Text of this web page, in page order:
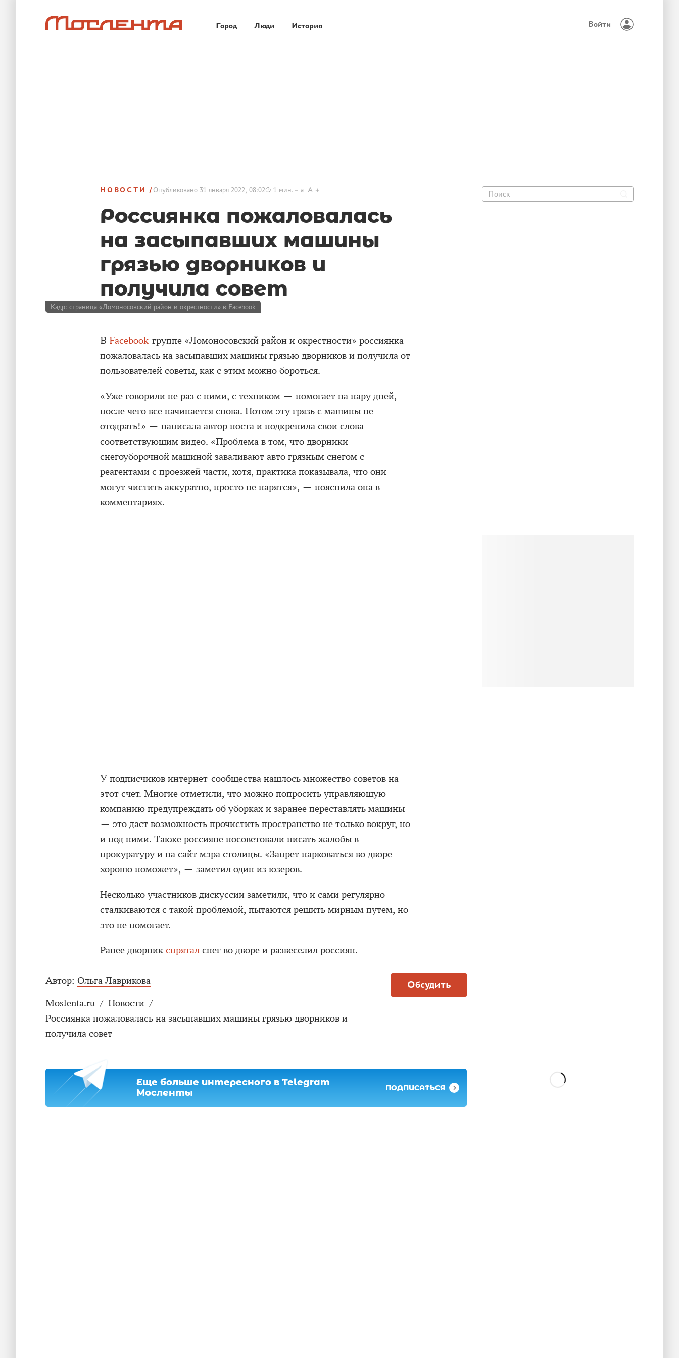
Город Люди История Войти
НОВОСТИ Опубликовано 31 января 2022, 08:02 1 мин. a A
Россиянка пожаловалась
на засыпавших машины
грязью дворников и
получила совет
Кадр: страница «Ломоносовский район и окрестности» в Facebook
В Facebook-группе «Ломоносовский район и окрестности» россиянка
пожаловалась на засыпавших машины грязью дворников и получила от
пользователей советы, как с этим можно бороться.
«Уже говорили не раз с ними, с техником — помогает на пару дней,
после чего все начинается снова. Потом эту грязь с машины не
отодрать!» — написала автор поста и подкрепила свои слова
соответствующим видео. «Проблема в том, что дворники
снегоуборочной машиной заваливают авто грязным снегом с
реагентами с проезжей части, хотя, практика показывала, что они
могут чистить аккуратно, просто не парятся», — пояснила она в
комментариях.
У подписчиков интернет-сообщества нашлось множество советов на
этот счет. Многие отметили, что можно попросить управляющую
компанию предупреждать об уборках и заранее переставлять машины
— это даст возможность прочистить пространство не только вокруг, но
и под ними. Также россияне посоветовали писать жалобы в
прокуратуру и на сайт мэра столицы. «Запрет парковаться во дворе
хорошо поможет», — заметил один из юзеров.
Несколько участников дискуссии заметили, что и сами регулярно
сталкиваются с такой проблемой, пытаются решить мирным путем, но
это не помогает.
Ранее дворник спрятал снег во дворе и развеселил россиян.
Обсудить
Автор: Ольга Лаврикова
Moslenta.ru / Новости /
Россиянка пожаловалась на засыпавших машины грязью дворников и
получила совет
Еще больше интересного в Telegram
Мосленты
ПОДПИСАТЬСЯ